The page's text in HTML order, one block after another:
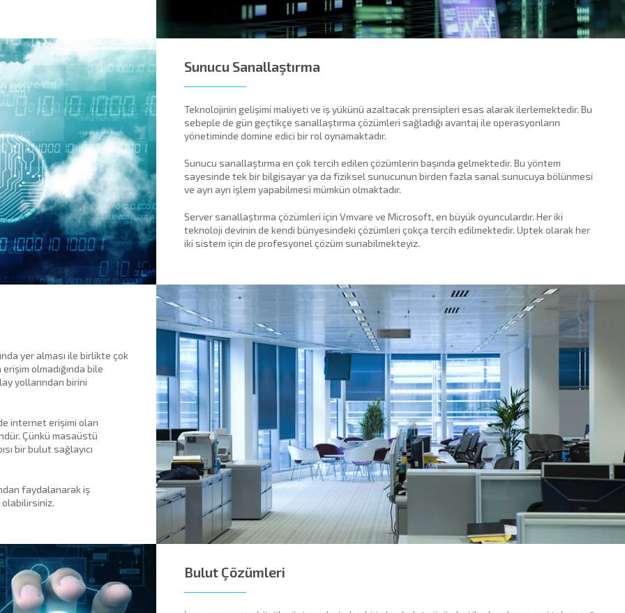
Sunucu Sanallaştırma
Teknolojinin gelişimi maliyeti ve iş yükünü azaltacak prensipleri esas alarak ilerlemektedir. Bu
sebeple de gün geçtikçe sanallaştırma çözümleri sağladığı avantaj ile operasyonların
yönetiminde domine edici bir rol oynamaktadır.
Sunucu sanallaştırma en çok tercih edilen çözümlerin başında gelmektedir. Bu yöntem
sayesinde tek bir bilgisayar ya da fiziksel sunucunun birden fazla sanal sunucuya bölünmesi
ve ayrı ayrı işlem yapabilmesi mümkün olmaktadır.
Server sanallaştırma çözümleri için Vmvare ve Microsoft, en büyük oyunculardır. Her iki
teknoloji devinin de kendi bünyesindeki çözümleri çokça tercih edilmektedir. Uptek olarak her
iki sistem için de profesyonel çözüm sunabilmekteyiz.
yer alması ile birlikte çok
olmadığında bile
yollarından birini
internet erişimi olan
Çünkü masaüstü
bir bulut sağlayıcı
faydalanarak iş
olabilirsiniz.
Bulut Çözümleri